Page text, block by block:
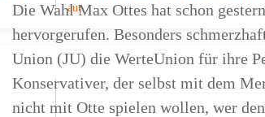
aut…
Die Wahl Max Ottes hat schon
hervorgerufen. Besonders
Union (JU) die WerteUnion für ihre
Konservativer, der selbst mit dem
nicht mit Otte spielen wollen, wer